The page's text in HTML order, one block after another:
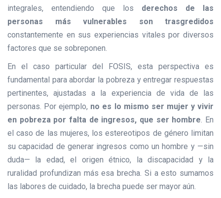
integrales, entendiendo que los derechos de las
personas más vulnerables son trasgredidos
constantemente en sus experiencias vitales por diversos
factores que se sobreponen.
En el caso particular del FOSIS, esta perspectiva es
fundamental para abordar la pobreza y entregar respuestas
pertinentes, ajustadas a la experiencia de vida de las
personas. Por ejemplo, no es lo mismo ser mujer y vivir
en pobreza por falta de ingresos, que ser hombre. En
el caso de las mujeres, los estereotipos de género limitan
su capacidad de generar ingresos como un hombre y —sin
duda— la edad, el origen étnico, la discapacidad y la
ruralidad profundizan más esa brecha. Si a esto sumamos
las labores de cuidado, la brecha puede ser mayor aún.